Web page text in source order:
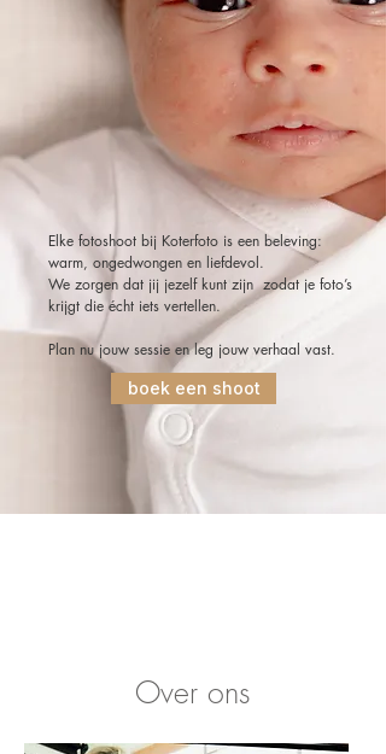
Elke fotoshoot bij Koterfoto is een beleving:
warm, ongedwongen en liefdevol.
We zorgen dat jij jezelf kunt zijn zodat je foto’s
krijgt die écht iets vertellen.
Plan nu jouw sessie en leg jouw verhaal vast.
boek een shoot
Over ons